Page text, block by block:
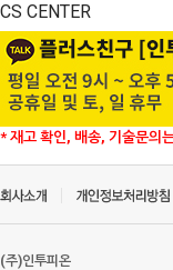
CS CENTER
* 재고 확인, 배송, 기술문의
(주)인투피온